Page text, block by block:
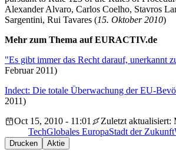
Alexander Alvaro, Carlos Coelho, Stavros
Sargentini, Rui Tavares (15. Oktober 2010)
Mehr zum Thema auf EURACTIV.de
"Es gibt immer das Recht darauf, unerkannt
Februar 2011)
Indect: Die totale Überwachung der EU-
2011)
Oct 15, 2010 - 11:01
Zuletzt aktualisiert:
TechGlobales EuropaStadt der Zukunft
Drucken Aktie